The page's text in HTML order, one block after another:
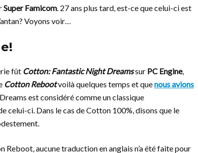
Super Famicom. 27 ans plus tard, est-ce que celui-ci est
Voyons voir…
fût Cotton: Fantastic Night Dreamssur PC Engine,
Cotton Rebootvoilà quelques temps et quenous avions
est considéré comme un classique
celui-ci. Dans le cas de Cotton 100%, disons que le
aucune traduction en anglais n’a été faite pour